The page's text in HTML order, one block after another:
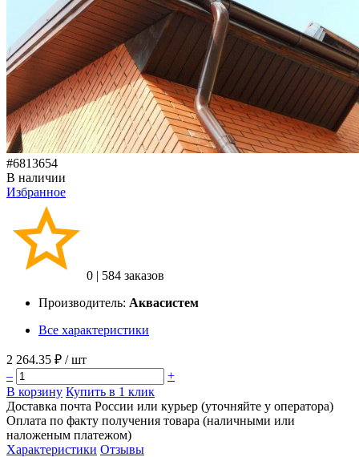
#6813654
В наличии
Избранное
0 | 584 заказов
Производитель: Аквасистем
Все характеристики
2 264.35 ₽ / шт
–
+
В корзину Купить в 1 клик
Доставка почта России или курьер (уточняйте у оператора)
Оплата по факту получения товара (наличными или
наложеным платежом)
Характеристики Отзывы